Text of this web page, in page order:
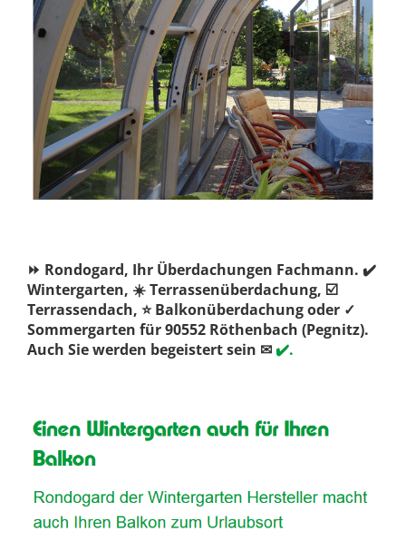
⏩ Rondogard, Ihr Überdachungen Fachmann. ✔️
Wintergarten, ☀️ Terrassenüberdachung, ☑️
Terrassendach, ⭐ Balkonüberdachung oder ✓
Sommergarten für 90552 Röthenbach (Pegnitz).
Auch Sie werden begeistert sein ✉✔️.